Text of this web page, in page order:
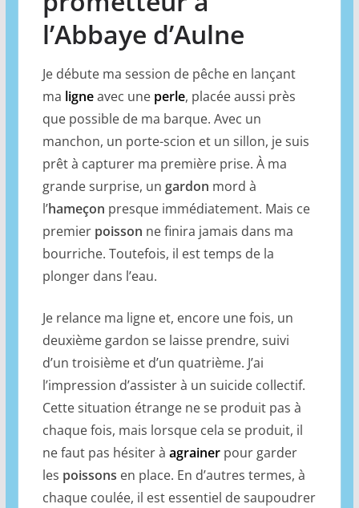
l’Abbaye d’Aulne
Je débute ma session de pêche en lançant
ma ligneavec une perle, placée aussi près
que possible de ma barque. Avec un
manchon, un porte-scion et un sillon, je suis
prêt à capturer ma première prise. À ma
grande surprise, un gardon mord à
l’hameçon presque immédiatement. Mais ce
premier poisson ne finira jamais dans ma
bourriche. Toutefois, il est temps de la
plonger dans l’eau.
Je relance ma ligne et, encore une fois, un
deuxième gardon se laisse prendre, suivi
d’un troisième et d’un quatrième. J’ai
l’impression d’assister à un suicide collectif.
Cette situation étrange ne se produit pas à
chaque fois, mais lorsque cela se produit, il
ne faut pas hésiter à agrainerpour garder
les poissons en place. En d’autres termes, à
chaque coulée, il est essentiel de saupoudrer